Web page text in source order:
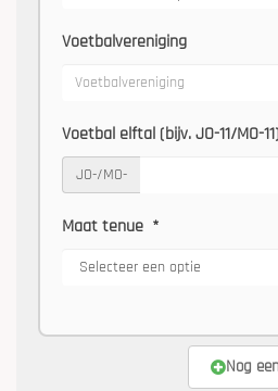
Voetbalvereniging
Voetbal elftal (bijv. JO-11/MO-11)
JO-/MO-
Maat tenue *
Nog